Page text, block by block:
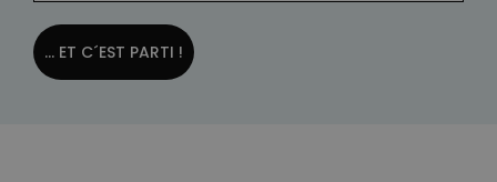
... ET C´EST PARTI !